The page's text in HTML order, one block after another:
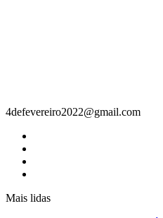
4defevereiro2022@gmail.com
Mais lidas